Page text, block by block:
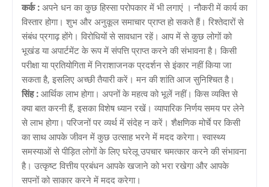
कर्क : अपने धन का कुछ हिस्सा परोपकार में भी लगाएं । नौकरी में कार्य का
विस्तार होगा। शुभ और अनुकूल समाचार प्राप्त हो सकते हैं। रिश्तेदारों से
संबंध प्रगाढ़ होंगे। विरोधियों से सावधान रहें। आप में से कुछ लोगों को
भूखंड या अपार्टमेंट के रूप में संपत्ति प्राप्त करने की संभावना है। किसी
परीक्षा या प्रतियोगिता में निराशाजनक प्रदर्शन से इंकार नहीं किया जा
सकता है, इसलिए अच्छी तैयारी करें। मन की शांति आज सुनिश्चित है।
सिंह : आर्थिक लाभ होगा। अपनों के महत्व को भूलें नहीं। किस व्यक्ति से
क्या बात करनी हैं, इसका विशेष ध्यान रखें। व्यापारिक निर्णय समय पर लेने
से लाभ होगा। परिजनों पर व्यर्थ में संदेह न करें। शैक्षणिक मोर्चे पर किसी
का साथ आपके जीवन में कुछ उत्साह भरने में मदद करेगा। स्वास्थ्य
समस्याओं से पीड़ित लोगों के लिए घरेलू उपचार चमत्कार करने की संभावना
है। उत्कृष्ट वित्तीय प्रबंधन आपके खजाने को भरा रखेगा और आपके
सपनों को साकार करने में मदद करेगा।